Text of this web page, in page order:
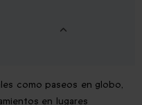
como paseos en globo,
en lugares